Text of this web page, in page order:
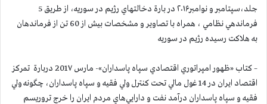
جلد،سپتامبر و نوامبر۲۰۱۶ در بارة دخالتهاي رژيم در سوريه، از طریق 5
فرماندهي نظامي ، همراه با تصاویر و مشخصات بيش از 60 تن از فرماندهان
به هلاکت رسیده رژيم در سوریه
– کتاب «ظهور امپراتوري اقتصادي سپاه پاسداران»- مارس 201۷ دربارة تمركز
اقتصاد ایران در 14 غول مالي تحت كنترل ولي فقيه و سپاه پاسداران، چگونه ولي
فقيه و سپاه پاسداران درآمد نفت و دارايي‌هاي مردم ايران را خرج تروريسم